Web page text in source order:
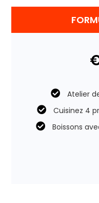
Atelier
Cuisinez 4
Boissons